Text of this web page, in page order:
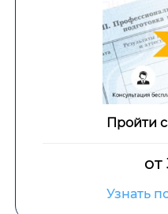
Пройти
от
Узнать